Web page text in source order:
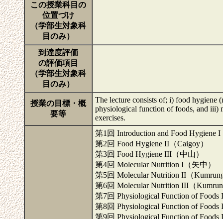
この授業科目の
位置づけ
（学部生対象科
目のみ）
到達度評価
の評価項目
（学部生対象科
目のみ）
授業の目標・概
要等
The lecture consists of; i) food hygiene
physiological function of foods, and iii)
exercises.
第1回 Introduction and Food Hygiene
第2回 Food Hygiene II（Caigoy）
第3回 Food Hygiene III（中山）
第4回 Molecular Nutrition I（矢中）
第5回 Molecular Nutrition II（
第6回 Molecular Nutrition III（
第7回 Physiological Function of
第8回 Physiological Function of
第9回 Physiological Function of